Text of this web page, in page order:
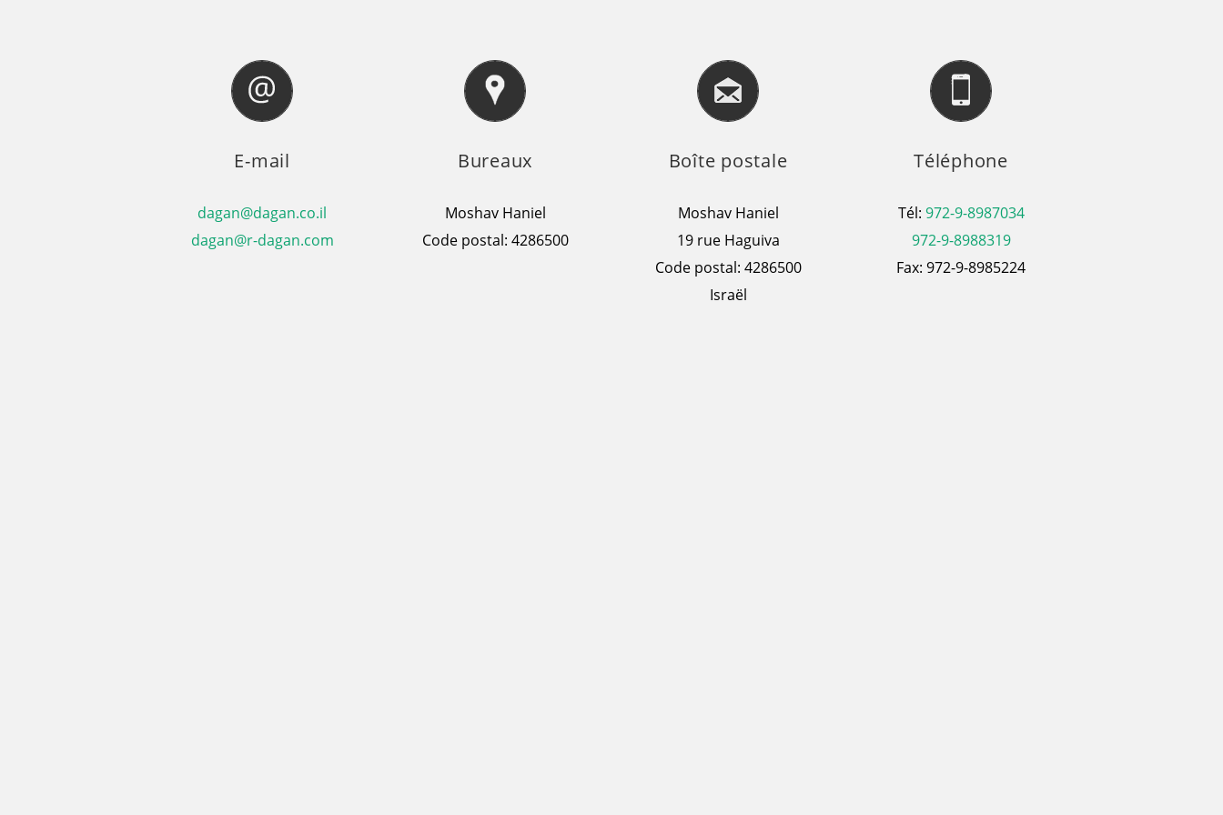
E-mail
dagan@dagan.co.il
dagan@r-dagan.com
Bureaux
Moshav Haniel
Code postal: 4286500
Boîte postale
Moshav Haniel
19 rue Haguiva
Code postal: 4286500
Israël
Téléphone
Tél: 972-9-8987034
972-9-8988319
Fax: 972-9-8985224